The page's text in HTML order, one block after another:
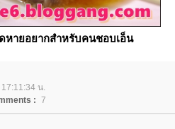
ายอยากสำหรับคนชอบเอ็น
น.
: 7